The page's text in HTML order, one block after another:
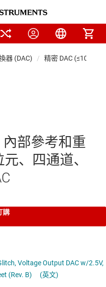
器 (DAC) 精密 DAC (≤10
部參考和重
、四通道、
購
Voltage Output DAC w/2.5V,
(Rev. B)
(英文)